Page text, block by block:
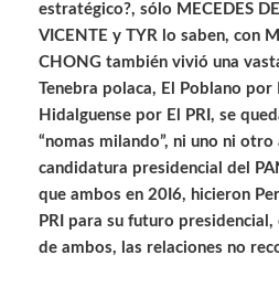
estratégico?, sólo MECEDES
VICENTE y TYR lo saben, con
CHONG también vivió una
Tenebra polaca, El Poblano por
Hidalguense por El PRI, se
“nomas milando”, ni uno ni otro
candidatura presidencial del
que ambos en 20I6, hicieron
PRI para su futuro
de ambos, las relaciones no